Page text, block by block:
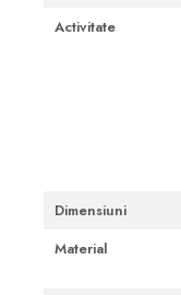
Activitate
Dimensiuni
Material